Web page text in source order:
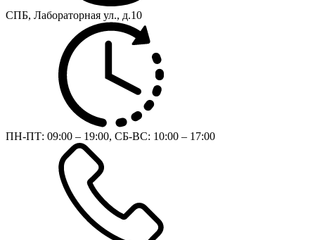
СПБ, Лабораторная ул., д.10
ПН-ПТ: 09:00 – 19:00, СБ-ВС: 10:00 – 17:00